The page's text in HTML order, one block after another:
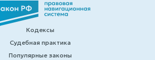
Кодексы
Судебная практика
Популярные законы